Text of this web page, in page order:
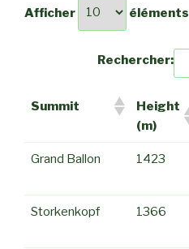
Afficher éléments
Rechercher:
Summit
Height
(m)
Grand Ballon 1423
Storkenkopf 1366